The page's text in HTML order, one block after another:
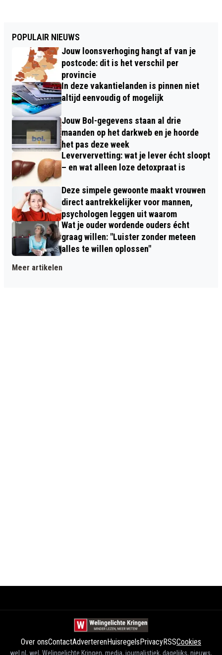
POPULAIR NIEUWS
Jouw loonsverhoging hangt af van je
postcode: dit is het verschil per
provincie
In deze vakantielanden is pinnen niet
altijd eenvoudig of mogelijk
Jouw Bol-gegevens staan al drie
maanden op het darkweb en je hoorde
het pas deze week
Leververvetting: wat je lever écht sloopt
– en wat alleen loze detoxpraat is
Deze simpele gewoonte maakt vrouwen
direct aantrekkelijker voor mannen,
psychologen leggen uit waarom
Wat je ouder wordende ouders écht
graag willen: "Luister zonder meteen
alles te willen oplossen"
Meer artikelen
Over onsContactAdverterenHuisregelsPrivacyRSSCookies
wel.nl, wel, Welingelichte Kringen, media, journalistiek, dagelijks, nieuws,